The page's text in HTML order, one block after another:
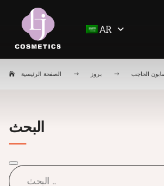
AR
الصفحة الرئيسية بروز الحاجب
البحث